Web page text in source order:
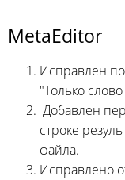
MetaEditor
Исправлен
"Только
Добавлен
строке
файла.
Исправлено